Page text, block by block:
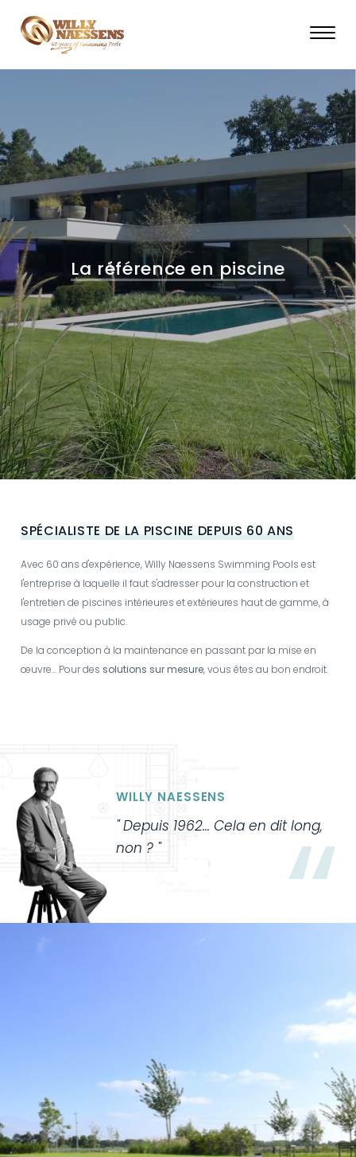
La référence en piscine
SPÉCIALISTE DE LA PISCINE DEPUIS 60 ANS
Avec 60 ans d'expérience, Willy Naessens Swimming Pools est
l'entreprise à laquelle il faut s'adresser pour la construction et
l'entretien de piscines intérieures et extérieures haut de gamme, à
usage privé ou public.
De la conception à la maintenance en passant par la mise en
œuvre... Pour des solutions sur mesure, vous êtes au bon endroit.
WILLY NAESSENS
Depuis 1962... Cela en dit long,
non ?